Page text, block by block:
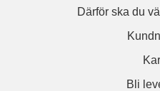
Därför ska du
Bli